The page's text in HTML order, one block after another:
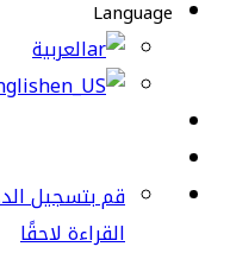
Language
العربية
قم بتسجيل
القراءة لاحقًا